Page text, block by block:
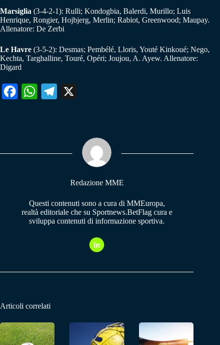
Marsiglia (3-4-2-1): Rulli; Kondogbia, Balerdi, Murillo; Luis
Henrique, Rongier, Hojbjerg, Merlin; Rabiot, Greenwood; Maupay.
Allenatore: De Zerbi
Le Havre (3-5-2): Desmas; Pembélé, Lloris, Youté Kinkoué; Nego,
Kechta, Targhalline, Touré, Opéri; Joujou, A. Ayew. Allenatore:
Digard
Fa W
pp
Te
m
Redazione MME
Questi contenuti sono a cura di MMEuropa,
realtà editoriale che su Sportnews.BetFlag cura e
sviluppa contenuti di informazione sportiva.
Articoli correlati